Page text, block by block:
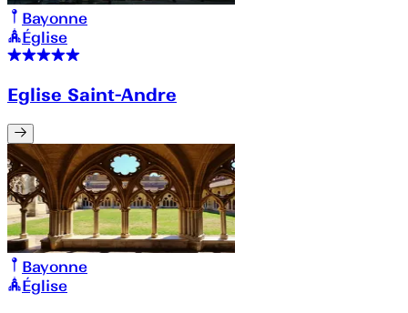
Bayonne
Église
Eglise Saint-Andre
Bayonne
Église